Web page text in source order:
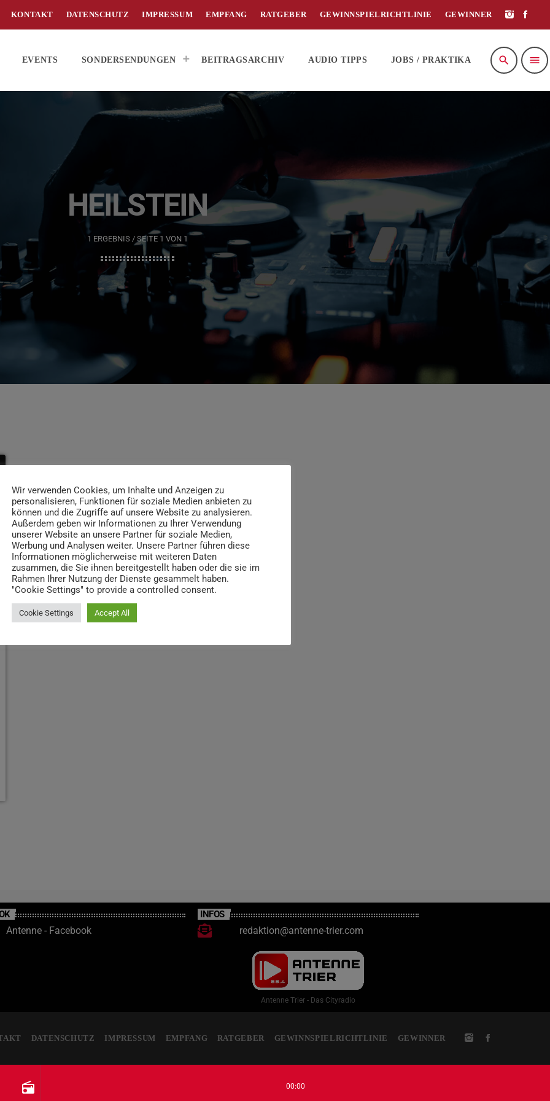
radio 00:00
KONTAKT DATENSCHUTZ IMPRESSUM EMPFANG RATGEBER GEWINNSPIELRICHTLINIE GEWINNER
EVENTS SONDERSENDUNGEN BEITRAGSARCHIV AUDIO TIPPS JOBS / PRAKTIKA search menu
HEILSTEIN
1 ERGEBNIS / SEITE 1 VON 1
Antenne - Facebook
INFOS
redaktion@antenne-trier.com
Antenne Trier - Das Cityradio
DATENSCHUTZ IMPRESSUM EMPFANG RATGEBER GEWINNSPIELRICHTLINIE GEWINNER
Wir verwenden Cookies, um Inhalte und Anzeigen zu
personalisieren, Funktionen für soziale Medien anbieten zu
können und die Zugriffe auf unsere Website zu analysieren.
Außerdem geben wir Informationen zu Ihrer Verwendung
unserer Website an unsere Partner für soziale Medien,
Werbung und Analysen weiter. Unsere Partner führen diese
Informationen möglicherweise mit weiteren Daten
zusammen, die Sie ihnen bereitgestellt haben oder die sie im
Rahmen Ihrer Nutzung der Dienste gesammelt haben.
"Cookie Settings" to provide a controlled consent.
Cookie Settings Accept All